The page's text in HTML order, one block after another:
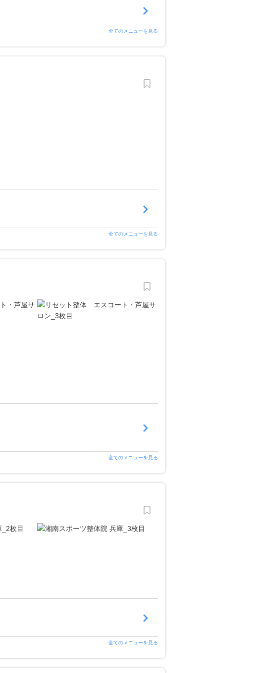
全てのメニューを見る
全てのメニューを見る
全てのメニューを見る
全てのメニューを見る